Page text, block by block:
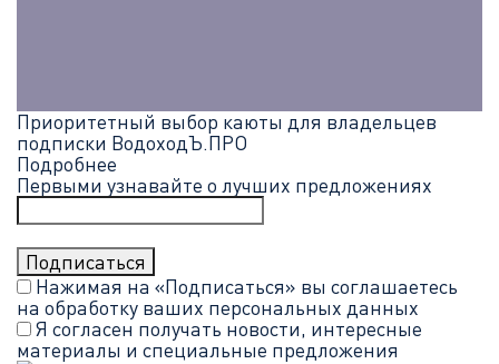
Приоритетный выбор каюты для владельцев
подписки ВодоходЪ.ПРО
Подробнее
Первыми узнавайте о лучших предложениях
Нажимая на «Подписаться» вы соглашаетесь
на обработку ваших персональных данных
Я согласен получать новости, интересные
материалы и специальные предложения